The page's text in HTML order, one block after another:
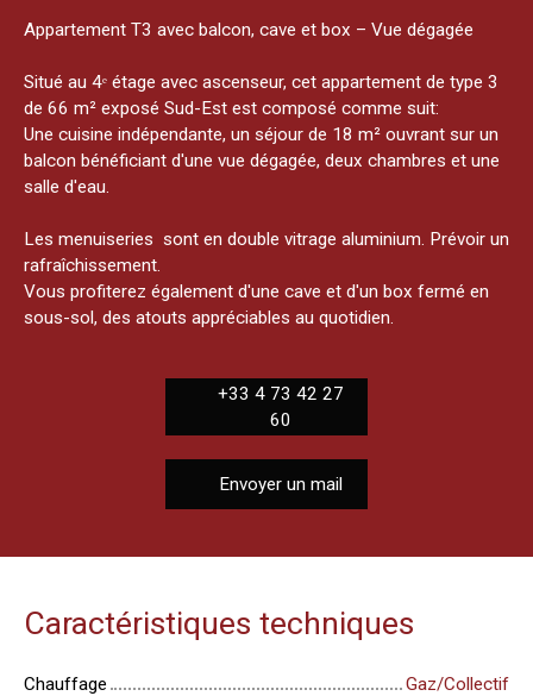
Appartement T3 avec balcon, cave et box – Vue dégagée
Situé au 4ᵉ étage avec ascenseur, cet appartement de type 3
de 66 m² exposé Sud-Est est composé comme suit:
Une cuisine indépendante, un séjour de 18 m² ouvrant sur un
balcon bénéficiant d'une vue dégagée, deux chambres et une
salle d'eau.
Les menuiseries sont en double vitrage aluminium. Prévoir un
rafraîchissement.
Vous profiterez également d'une cave et d'un box fermé en
sous-sol, des atouts appréciables au quotidien.
+33 4 73 42 27
60
Envoyer un mail
Caractéristiques techniques
Chauffage
Gaz/Collectif